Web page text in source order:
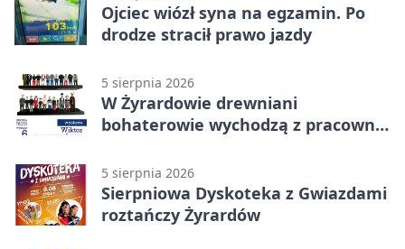
Ojciec wiózł syna na egzamin. Po
drodze stracił prawo jazdy
5 sierpnia 2026
W Żyrardowie drewniani
bohaterowie wychodzą z pracowni
5 sierpnia 2026
Sierpniowa Dyskoteka z Gwiazdami
roztańczy Żyrardów